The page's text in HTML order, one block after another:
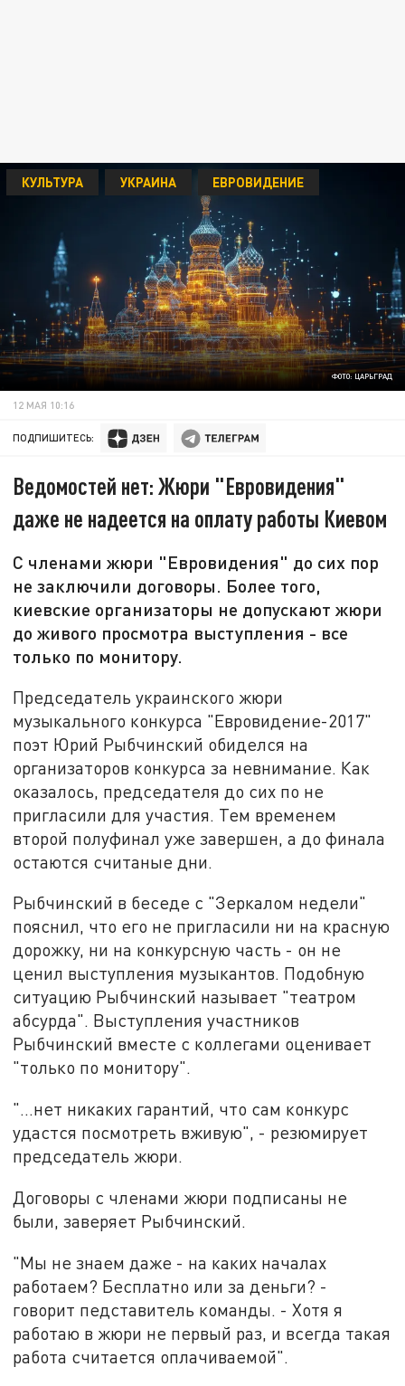
ФОТО: ЦАРЬГРАД
КУЛЬТУРА УКРАИНА ЕВРОВИДЕНИЕ
12 МАЯ 10:16
ПОДПИШИТЕСЬ:
Ведомостей нет: Жюри "Евровидения"
даже не надеется на оплату работы Киевом
С членами жюри "Евровидения" до сих пор
не заключили договоры. Более того,
киевские организаторы не допускают жюри
до живого просмотра выступления - все
только по монитору.
Председатель украинского жюри
музыкального конкурса "Евровидение-2017"
поэт Юрий Рыбчинский обиделся на
организаторов конкурса за невнимание. Как
оказалось, председателя до сих по не
пригласили для участия. Тем временем
второй полуфинал уже завершен, а до финала
остаются считаные дни.
Рыбчинский в беседе с "Зеркалом недели"
пояснил, что его не пригласили ни на красную
дорожку, ни на конкурсную часть - он не
ценил выступления музыкантов. Подобную
ситуацию Рыбчинский называет "театром
абсурда". Выступления участников
Рыбчинский вместе с коллегами оценивает
"только по монитору".
"...нет никаких гарантий, что сам конкурс
удастся посмотреть вживую", - резюмирует
председатель жюри.
Договоры с членами жюри подписаны не
были, заверяет Рыбчинский.
"Мы не знаем даже - на каких началах
работаем? Бесплатно или за деньги? -
говорит педставитель команды. - Хотя я
работаю в жюри не первый раз, и всегда такая
работа считается оплачиваемой".